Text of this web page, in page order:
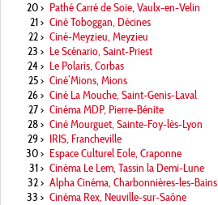
20> Pathé Carré de Soie, Vaulx-en-Velin
21> Ciné Toboggan, Décines
22> Ciné-Meyzieu, Meyzieu
23 > Le Scénario, Saint-Priest
24> Le Polaris, Corbas
25> Ciné’Mions, Mions
26> Ciné La Mouche, Saint-Genis-Laval
27> Cinéma MDP, Pierre-Bénite
28> Ciné Mourguet, Sainte-Foy-lès-Lyon
29> IRIS, Francheville
30> Espace Culturel Eole, Craponne
31> Cinéma Le Lem, Tassin la Demi-Lune
32> Alpha Cinéma, Charbonnières-les-Bains
33 > Cinéma Rex, Neuville-sur-Saône